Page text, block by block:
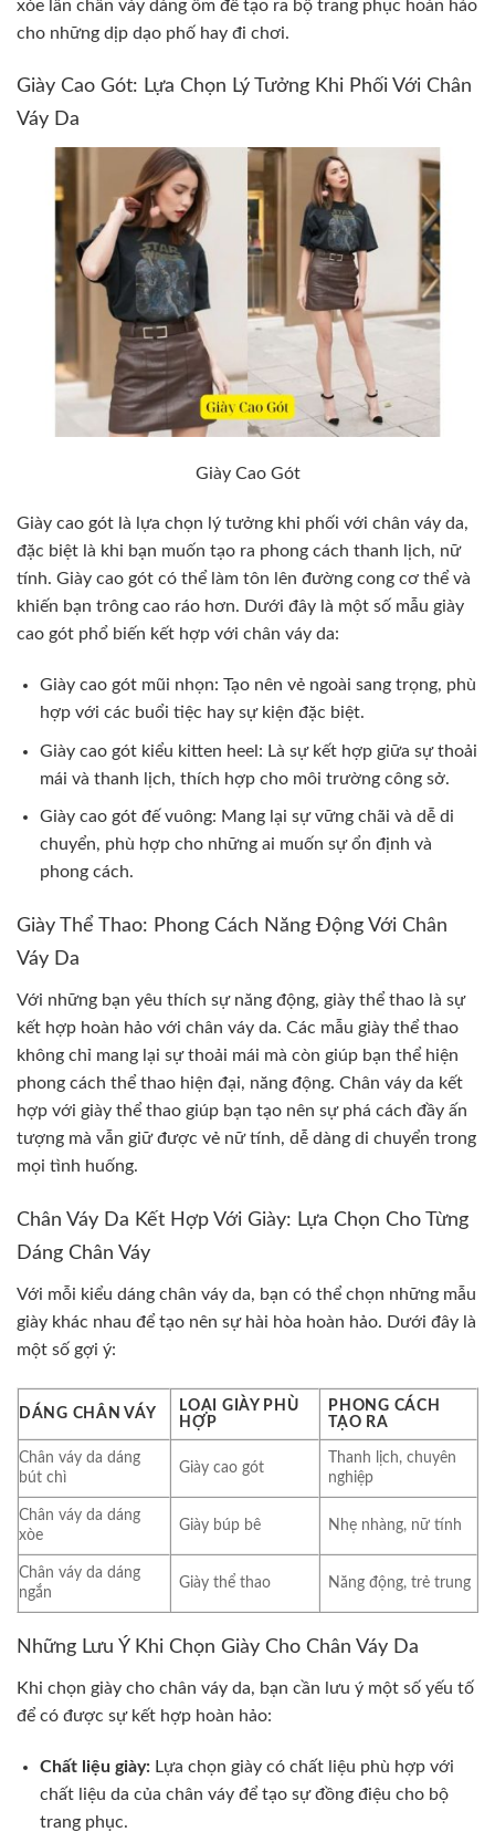
xòe lẫn chân váy dáng ôm để tạo ra bộ trang phục hoàn hảo
cho những dịp dạo phố hay đi chơi.
Giày Cao Gót: Lựa Chọn Lý Tưởng Khi Phối Với Chân
Váy Da
Giày Cao Gót
Giày cao gót là lựa chọn lý tưởng khi phối với chân váy da,
đặc biệt là khi bạn muốn tạo ra phong cách thanh lịch, nữ
tính. Giày cao gót có thể làm tôn lên đường cong cơ thể và
khiến bạn trông cao ráo hơn. Dưới đây là một số mẫu giày
cao gót phổ biến kết hợp với chân váy da:
Giày cao gót mũi nhọn: Tạo nên vẻ ngoài sang trọng, phù
hợp với các buổi tiệc hay sự kiện đặc biệt.
Giày cao gót kiểu kitten heel: Là sự kết hợp giữa sự thoải
mái và thanh lịch, thích hợp cho môi trường công sở.
Giày cao gót đế vuông: Mang lại sự vững chãi và dễ di
chuyển, phù hợp cho những ai muốn sự ổn định và
phong cách.
Giày Thể Thao: Phong Cách Năng Động Với Chân
Váy Da
Với những bạn yêu thích sự năng động, giày thể thao là sự
kết hợp hoàn hảo với chân váy da. Các mẫu giày thể thao
không chỉ mang lại sự thoải mái mà còn giúp bạn thể hiện
phong cách thể thao hiện đại, năng động. Chân váy da kết
hợp với giày thể thao giúp bạn tạo nên sự phá cách đầy ấn
tượng mà vẫn giữ được vẻ nữ tính, dễ dàng di chuyển trong
mọi tình huống.
Chân Váy Da Kết Hợp Với Giày: Lựa Chọn Cho Từng
Dáng Chân Váy
Với mỗi kiểu dáng chân váy da, bạn có thể chọn những mẫu
giày khác nhau để tạo nên sự hài hòa hoàn hảo. Dưới đây là
một số gợi ý:
DÁNG CHÂN VÁY
LOẠI GIÀY PHÙ
HỢP
PHONG CÁCH
TẠO RA
Chân váy da dáng
bút chì
Giày cao gót
Thanh lịch, chuyên
nghiệp
Chân váy da dáng
xòe
Giày búp bê Nhẹ nhàng, nữ tính
Chân váy da dáng
ngắn
Giày thể thao Năng động, trẻ trung
Những Lưu Ý Khi Chọn Giày Cho Chân Váy Da
Khi chọn giày cho chân váy da, bạn cần lưu ý một số yếu tố
để có được sự kết hợp hoàn hảo:
Chất liệu giày:Lựa chọn giày có chất liệu phù hợp với
chất liệu da của chân váy để tạo sự đồng điệu cho bộ
trang phục.